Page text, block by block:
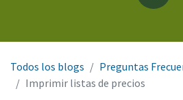
Todos los blogs
Preguntas
Imprimir listas de precios